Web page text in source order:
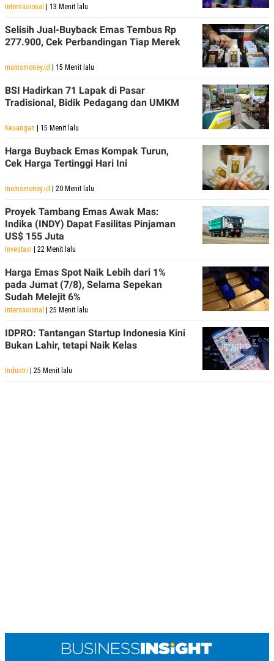
Internasional | 13 Menit lalu
Selisih Jual-Buyback Emas Tembus Rp
277.900, Cek Perbandingan Tiap Merek
momsmoney.id | 15 Menit lalu
BSI Hadirkan 71 Lapak di Pasar
Tradisional, Bidik Pedagang dan UMKM
Keuangan | 15 Menit lalu
Harga Buyback Emas Kompak Turun,
Cek Harga Tertinggi Hari Ini
momsmoney.id | 20 Menit lalu
Proyek Tambang Emas Awak Mas:
Indika (INDY) Dapat Fasilitas Pinjaman
US$ 155 Juta
Investasi | 22 Menit lalu
Harga Emas Spot Naik Lebih dari 1%
pada Jumat (7/8), Selama Sepekan
Sudah Melejit 6%
Internasional | 25 Menit lalu
IDPRO: Tantangan Startup Indonesia Kini
Bukan Lahir, tetapi Naik Kelas
Industri | 25 Menit lalu